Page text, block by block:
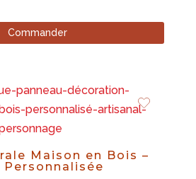
Commander
Maison en Bois –
Personnalisée